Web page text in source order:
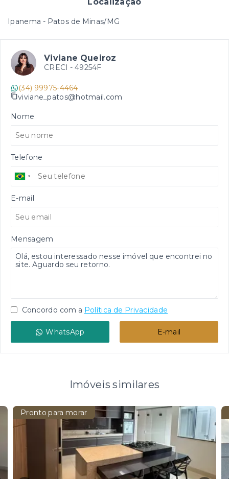
Ipanema - Patos de Minas/MG
Viviane Queiroz
CRECI - 49254F
(34) 99975-4464
viviane_patos@hotmail.com
Nome
Telefone
E-mail
Mensagem
Concordo com a Política de Privacidade
WhatsApp E-mail
Imóveis similares
Pronto para morar